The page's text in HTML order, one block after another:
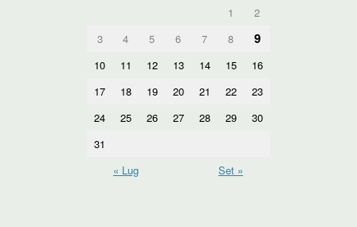
1
2
3
4 5 6 7 8 9
10 11 12 13 14 15
16
17
18 19 20 21 22
23
24
25 26 27 28 29
30
31
« Lug
Set »